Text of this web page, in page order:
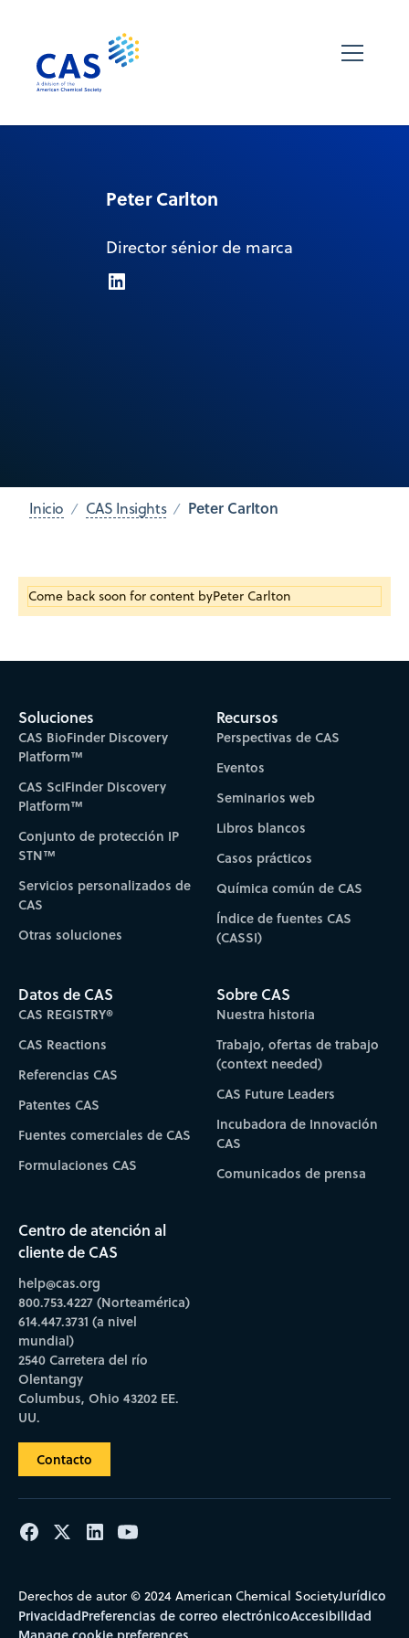
Peter Carlton
Director sénior de marca
Inicio CAS Insights Peter Carlton
Come back soon for content byPeter Carlton
Soluciones
CAS BioFinder Discovery
Platform™
CAS SciFinder Discovery
Platform™
Conjunto de protección IP
STN™
Servicios personalizados de
CAS
Otras soluciones
Recursos
Perspectivas de CAS
Eventos
Seminarios web
Libros blancos
Casos prácticos
Química común de CAS
Índice de fuentes CAS
(CASSI)
Datos de CAS
CAS REGISTRY®
CAS Reactions
Referencias CAS
Patentes CAS
Fuentes comerciales de CAS
Formulaciones CAS
Sobre CAS
Nuestra historia
Trabajo, ofertas de trabajo
(context needed)
CAS Future Leaders
Incubadora de Innovación
CAS
Comunicados de prensa
Centro de atención al
cliente de CAS
help@cas.org
800.753.4227 (Norteamérica)
614.447.3731 (a nivel
mundial)
2540 Carretera del río
Olentangy
Columbus, Ohio 43202 EE.
UU.
Contacto
Derechos de autor © 2024 American Chemical SocietyJurídico
PrivacidadPreferencias de correo electrónicoAccesibilidad